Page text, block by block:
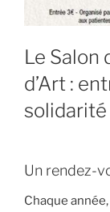
Le
d’Art :
solidarité
Un rendez-
Chaque